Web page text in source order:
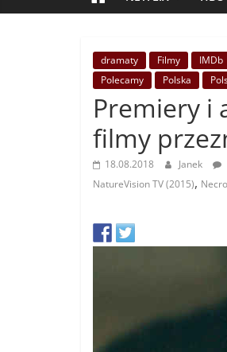
dramaty Filmy IMDb
Polecamy
Polska
Premiery i
filmy
18.08.2018 Janek
NatureVision TV (2015),